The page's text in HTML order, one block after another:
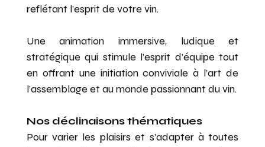
reflétant l’esprit de votre vin.
Une animation immersive, ludique et
stratégique qui stimule l’esprit d’équipe tout
en offrant une initiation conviviale à l’art de
l’assemblage et au monde passionnant du vin.
Nos déclinaisons thématiques
Pour varier les plaisirs et s’adapter à toutes